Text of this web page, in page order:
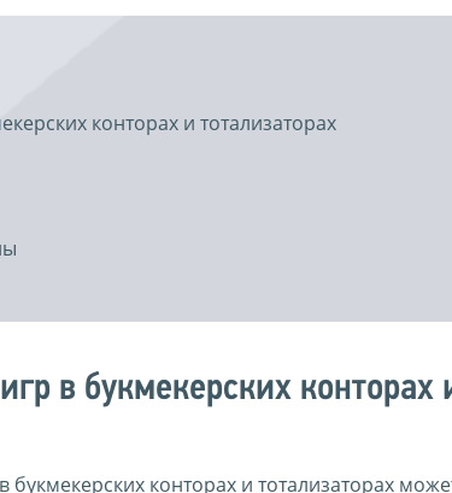
конторах и тотализаторах
в букмекерских конторах
конторах и тотализаторах